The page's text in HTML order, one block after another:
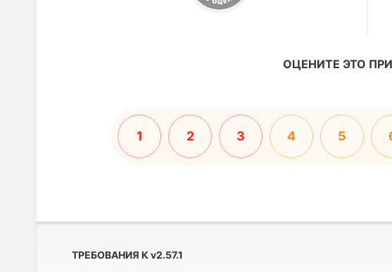
ОЦЕНИТЕ ЭТО
1 2 3 4 5
ТРЕБОВАНИЯ К v2.57.1